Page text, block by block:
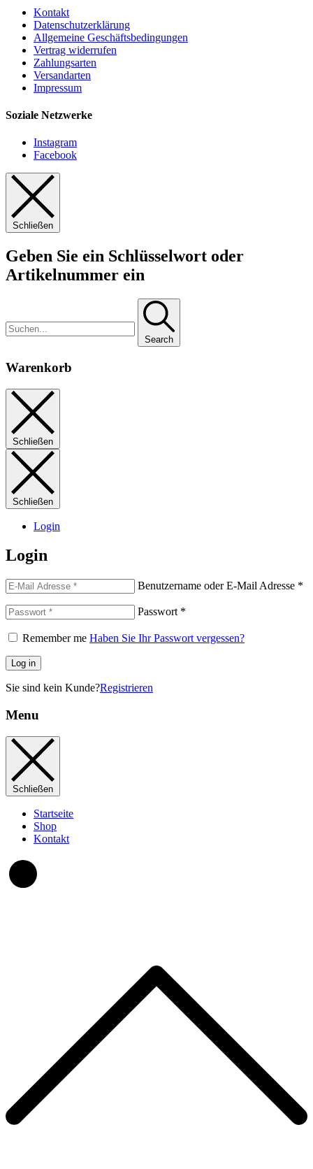
Kontakt
Datenschutzerklärung
Allgemeine Geschäftsbedingungen
Vertrag widerrufen
Zahlungsarten
Versandarten
Impressum
Soziale Netzwerke
Instagram
Facebook
Schließen
Geben Sie ein Schlüsselwort oder
Artikelnummer ein
Search
Warenkorb
Schließen
Schließen
Login
Login
Benutzername oder E-Mail Adresse *
Passwort *
Remember me Haben Sie Ihr Passwort vergessen?
Log in
Sie sind kein Kunde?Registrieren
Menu
Schließen
Startseite
Shop
Kontakt